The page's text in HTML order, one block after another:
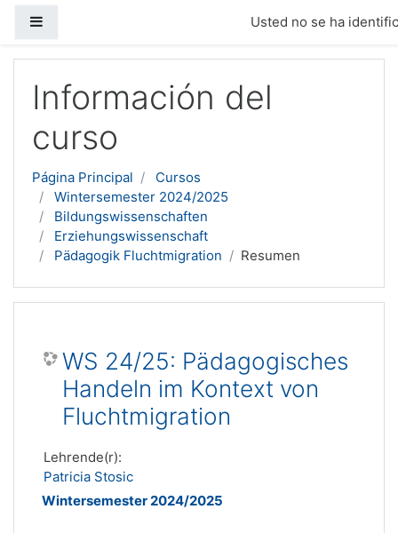
Usted no se ha
Información del
curso
Página Principal
Cursos
Wintersemester 2024/2025
Bildungswissenschaften
Erziehungswissenschaft
Pädagogik Fluchtmigration
Resumen
WS 24/25: Pädagogisches
Handeln im Kontext von
Fluchtmigration
Lehrende(r):
Patricia Stosic
Wintersemester 2024/2025